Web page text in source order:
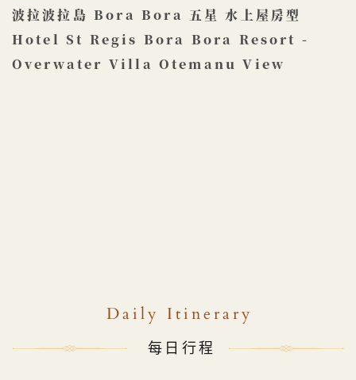
波拉波拉島 Bora Bora 五星 水上屋房型
Hotel St Regis Bora Bora Resort - ​
Overwater Villa Otemanu View
Daily Itinerary
每日行程